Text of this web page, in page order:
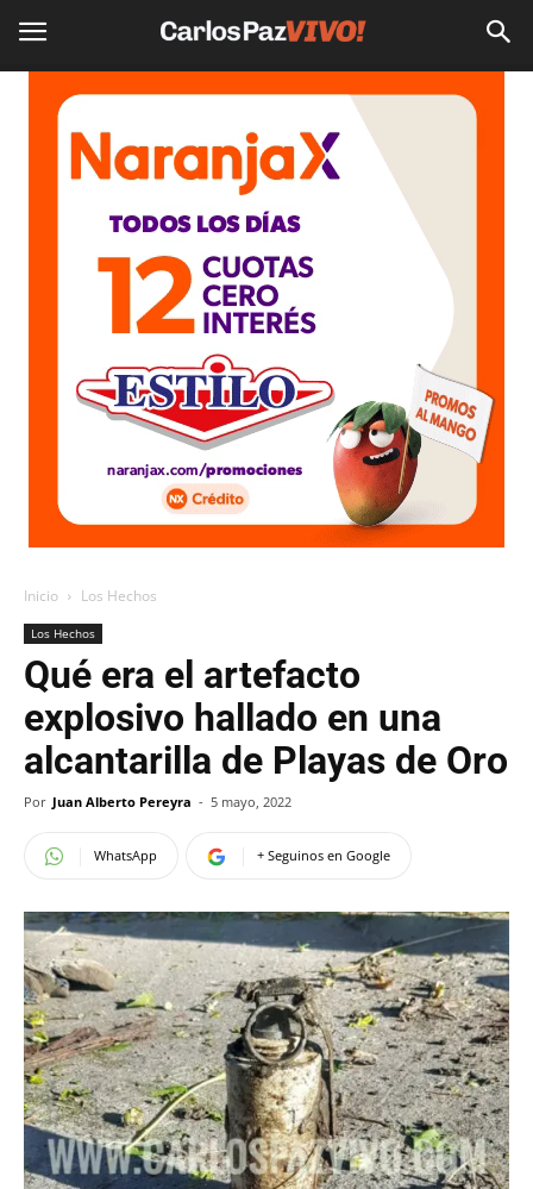
Inicio Los Hechos
Los Hechos
Qué era el artefacto
explosivo hallado en una
alcantarilla de Playas de Oro
Por Juan Alberto Pereyra - 5 mayo, 2022
WhatsApp + Seguinos en Google